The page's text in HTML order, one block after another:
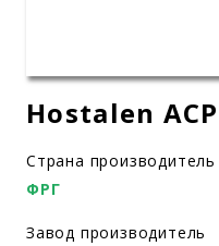
Hostalen
Страна производитель
ФРГ
Завод производитель